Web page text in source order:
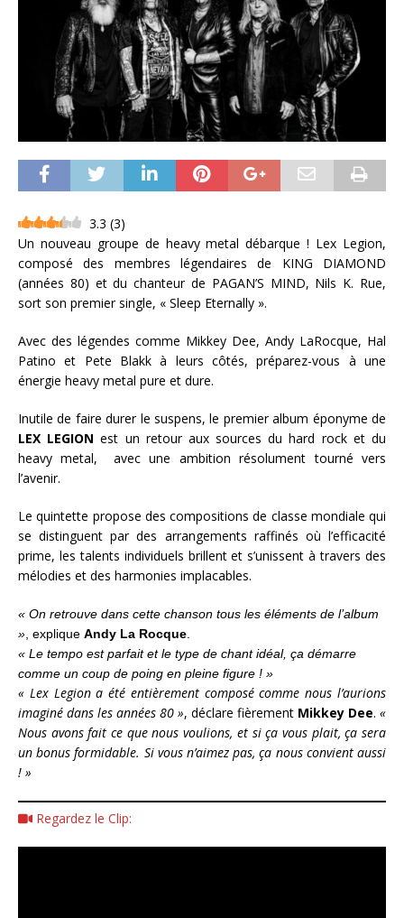
3.3 (3)
Un nouveau groupe de heavy metal débarque ! Lex Legion,
composé des membres légendaires de KING DIAMOND
(années 80) et du chanteur de PAGAN’S MIND, Nils K. Rue,
sort son premier single, « Sleep Eternally ».
Avec des légendes comme Mikkey Dee, Andy LaRocque, Hal
Patino et Pete Blakk à leurs côtés, préparez-vous à une
énergie heavy metal pure et dure.
Inutile de faire durer le suspens, le premier album éponyme de
LEX LEGIONest un retour aux sources du hard rock et du
heavy metal, avec une ambition résolument tourné vers
l’avenir.
Le quintette propose des compositions de classe mondiale qui
se distinguent par des arrangements raffinés où l’efficacité
prime, les talents individuels brillent et s’unissent à travers des
mélodies et des harmonies implacables.
« On retrouve dans cette chanson tous les éléments de l’album
», explique Andy La Rocque.
« Le tempo est parfait et le type de chant idéal, ça démarre
comme un coup de poing en pleine figure ! »
« Lex Legion a été entièrement composé comme nous l’aurions
imaginé dans les années 80 », déclare fièrement Mikkey Dee. «
Nous avons fait ce que nous voulions, et si ça vous plait, ça sera
un bonus formidable. Si vous n’aimez pas, ça nous convient aussi
! »
Regardez le Clip: